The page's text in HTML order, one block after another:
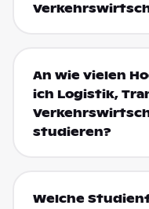
An wie vielen
ich Logistik,
studieren?
Welche